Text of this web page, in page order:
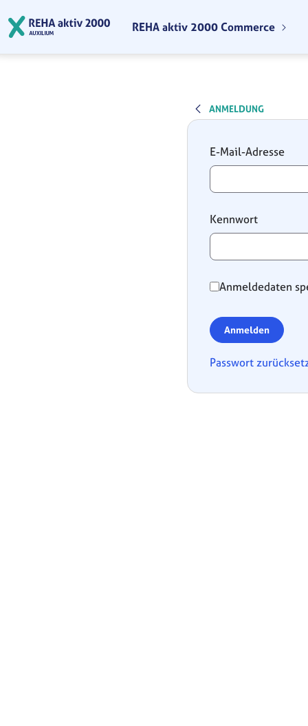
REHA aktiv 2000 Commerce
ANMELDUNG
Anmeldung
E-Mail-Adresse
Kennwort
Anmeldedaten
Anmelden
Passwort